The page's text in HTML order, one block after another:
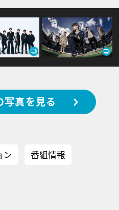
写真を見る
ン 番組情報